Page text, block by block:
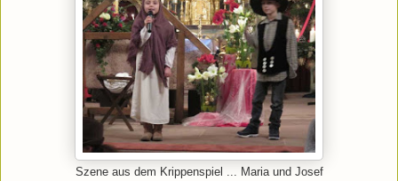
Szene aus dem Krippenspiel ... Maria und Josef